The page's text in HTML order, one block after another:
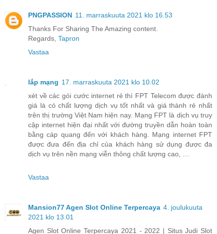
PNGPASSION 11. marraskuuta 2021 klo 16.53
Thanks For Sharing The Amazing content.
Regards, Tapron
Vastaa
lắp mạng 17. marraskuuta 2021 klo 10.02
xét về các gói cước internet rẻ thì FPT Telecom được đánh
giá là có chất lượng dịch vụ tốt nhất và giá thành rẻ nhất
trên thị trường Việt Nam hiện nay. Mạng FPT là dịch vụ truy
cập internet hiện đại nhất với đường truyền dẫn hoàn toàn
bằng cáp quang đến với khách hàng. Mạng internet FPT
được đưa đến địa chỉ của khách hàng sử dụng được đa
dịch vụ trên nền mạng viễn thông chất lượng cao, …
Vastaa
Mansion77 Agen Slot Online Terpercaya 4. joulukuuta
2021 klo 13.01
Agen Slot Online Terpercaya 2021 - 2022 | Situs Judi Slot